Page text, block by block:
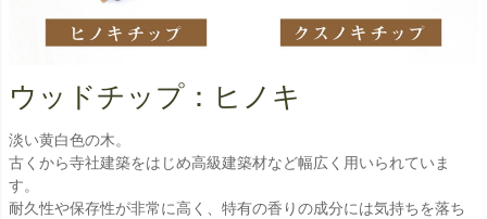
ウッドチップ：ヒノキ
淡い黄白色の木。
古くから寺社建築をはじめ高級建築材など幅広く用いられていま
す。
耐久性や保存性が非常に高く、特有の香りの成分には気持ちを落ち